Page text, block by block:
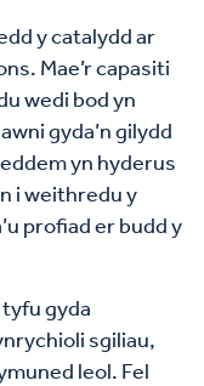
y catalydd ar
Mae’r capasiti
wedi bod yn
gyda’n gilydd
yn hyderus
i weithredu y
profiad er budd y
tyfu gyda
sgiliau,
leol. Fel